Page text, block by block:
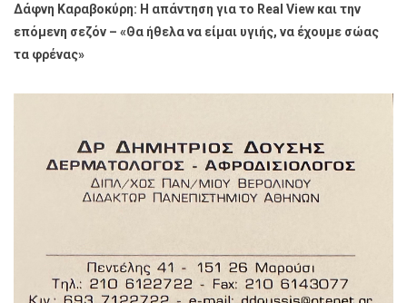
Δάφνη Καραβοκύρη: Η απάντηση για το Real View και την
επόμενη σεζόν – «Θα ήθελα να είμαι υγιής, να έχουμε σώας
τα φρένας»